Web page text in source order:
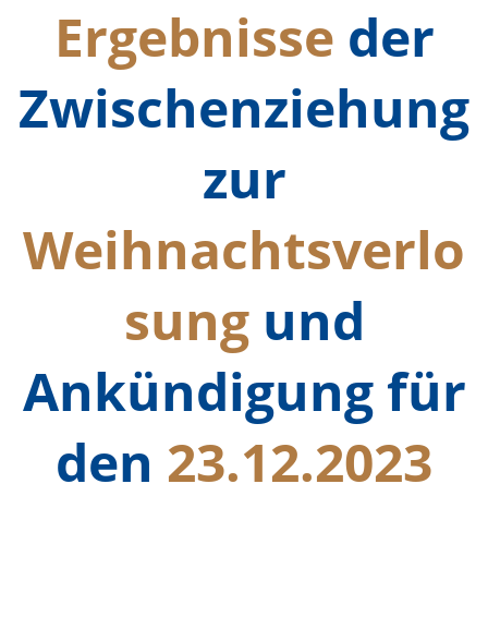
Ergebnisse der
Zwischenziehung
zur
Weihnachtsverlo
sungund
Ankündigung für
den 23.12.2023